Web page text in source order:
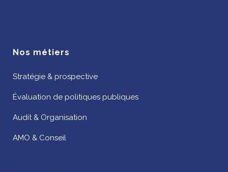
Nos métiers
Stratégie & prospective
Évaluation de politiques publiques
Audit & Organisation
AMO & Conseil